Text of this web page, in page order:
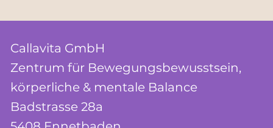
Callavita GmbH
Zentrum für Bewegungsbewusstsein,
körperliche & mentale Balance
Badstrasse 28a